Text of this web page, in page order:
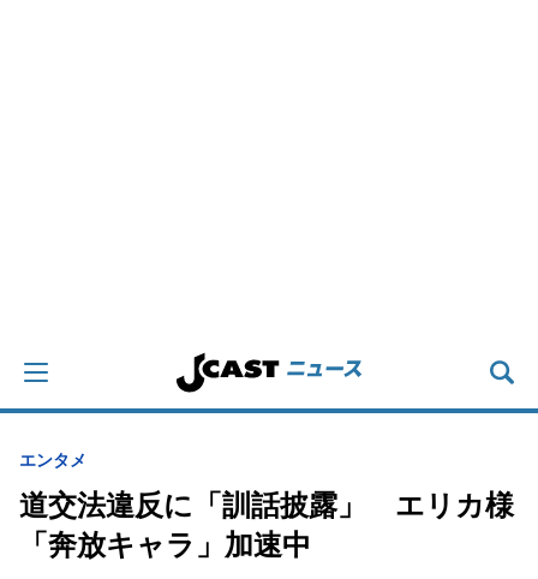
エンタメ
道交法違反に「訓話披露」 エリカ様
「奔放キャラ」加速中